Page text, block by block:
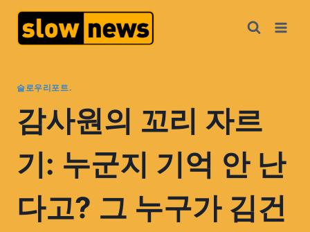
슬로우리포트.
감사원의 꼬리 자르
기: 누군지 기억 안 난
다고? 그 누구가 김건